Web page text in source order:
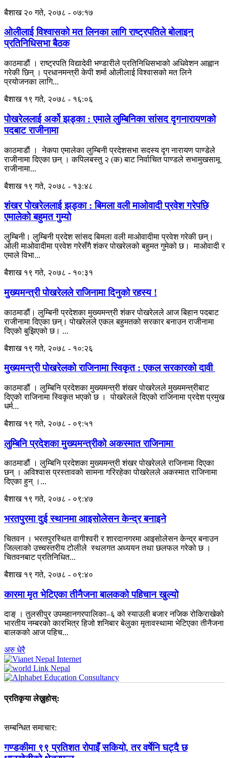
बैशाख २० गते, २०७८ - ०७:१७
ओलीलाई विश्वासको मत लिनका लागि राष्ट्रपतिले बोलाइन्
प्रतिनिधिसभा बैठक
काठमाडौं । राष्ट्रपति विद्यादेवी भण्डारीले प्रतिनिधिसभाको अधिवेशन आह्वान
गरेकी छिन् । प्रधानमन्त्री केपी शर्मा ओलीलाई विश्वासको मत लिने
प्रयोजनका लागि...
बैशाख १९ गते, २०७८ - १६:०६
पोखरेललाई अर्को झड्का : एमाले लुम्बिनिका सांसद दृगनारायणको
पदबाट राजीनामा
काठमाडाैं । नेकपा एमालेका लुम्बिनी प्रदेशसभा सदस्य दृग नारायण पाण्डेले
राजीनामा दिएका छन् । कपिलबस्तु २ (क) बाट निर्वाचित पाण्डले सभामुखसामू
राजीनामा...
बैशाख १९ गते, २०७८ - १३:४८
शंखर पोखरेललाई झड्का : बिमला वली माओवादी प्रवेश गरेपछि
एमालेकाे बहुमत गुम्यो
लुम्बिनी। लुम्बिनी प्रदेश सांसद बिमला वली माओवादीमा प्रवेश गरेकी छन्।
ओली माओवादीमा प्रवेश गरेसँगै शंकर पोखरेलको बहुमत गुमेको छ। माओवादी र
एमाले विभा...
बैशाख १९ गते, २०७८ - १०:३१
मुख्यमन्त्री पोखरेलले राजिनामा दिनुको रहस्य !
काठमाडौं। लुम्बिनी प्रदेशका मुख्यमन्त्री शंकर पोखरेलले आज बिहान पदबाट
राजीनामा दिएका छन्। पोखरेलले एकल बहुमतको सरकार बनाउन राजीनामा
दिएको बुझिएको छ। ...
बैशाख १९ गते, २०७८ - १०:२६
मुख्यमन्त्री पोखरेलको राजिनामा स्विकृत : एकल सरकारको दावी
काठमाडौं । लुम्बिनि प्रदेशका मुख्यमन्त्री शंखर पोखरेलले मुख्यमन्त्रीबाट
दिएको राजिनामा स्विकृत भएको छ । पोखरेलले दिएको राजिनामा प्रदेश प्रमुख
धर्म...
बैशाख १९ गते, २०७८ - ०९:५१
लुम्बिनि प्रदेशका मुख्यमन्त्रीको अकस्मात राजिनामा
काठमाडौं । लुम्बिनि प्रदेशका मुख्यमन्त्री शंखर पोखरेलले राजिनामा दिएका
छन् । अविश्वास प्रस्तावको सामना गरिरहेका पोखरेलले अकस्मात राजिनामा
दिएका हुन् ।...
बैशाख १९ गते, २०७८ - ०९:४७
भरतपुरमा दुई स्थानमा आइसोलेसन केन्द्र बनाइने
चितवन । भरतपुरस्थित वागीश्वरी र शारदानगरमा आइसोलेसन केन्द्र बनाउन
जिल्लाको उच्चस्तरीय टोलीले स्थलगत अध्ययन तथा छलफल गरेको छ ।
चितवनबाट प्रतिनिधित...
बैशाख १९ गते, २०७८ - ०९:४०
कारमा मृत भेटिएका तीनैजना बालकको पहिचान खुल्यो
दाङ् । तुलसीपुर उपमहानगरपालिका–६ को स्याउली बजार नजिक रोकिराखेको
भारतीय नम्बरको कारभित्र हिजो शनिबार बेलुका मृतावस्थामा भेटिएका तीनैजना
बालकको आज पहिच...
अरु धेरै
प्रतिकृया लेख्नुहोस्:
सम्बन्धित समाचार:
गण्डकीमा ९९ प्रतिशत रोपाइँ सकियो, तर वर्षेनि घट्दै छ